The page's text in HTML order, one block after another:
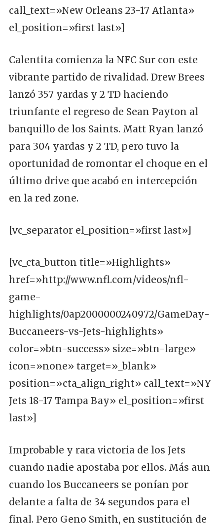
call_text=»New Orleans 23-17 Atlanta»
el_position=»first last»]
Calentita comienza la NFC Sur con este
vibrante partido de rivalidad. Drew Brees
lanzó 357 yardas y 2 TD haciendo
triunfante el regreso de Sean Payton al
banquillo de los Saints. Matt Ryan lanzó
para 304 yardas y 2 TD, pero tuvo la
oportunidad de romontar el choque en el
último drive que acabó en intercepción
en la red zone.
[vc_separator el_position=»first last»]
[vc_cta_button title=»Highlights»
href=»http://www.nfl.com/videos/nfl-
game-
highlights/0ap2000000240972/GameDay-
Buccaneers-vs-Jets-highlights»
color=»btn-success» size=»btn-large»
icon=»none» target=»_blank»
position=»cta_align_right» call_text=»NY
Jets 18-17 Tampa Bay» el_position=»first
last»]
Improbable y rara victoria de los Jets
cuando nadie apostaba por ellos. Más aun
cuando los Buccaneers se ponían por
delante a falta de 34 segundos para el
final. Pero Geno Smith, en sustitución de